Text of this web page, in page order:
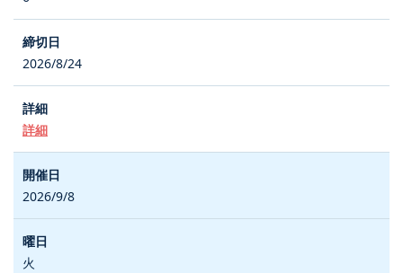
2026/8/24
詳細
2026/9/8
火